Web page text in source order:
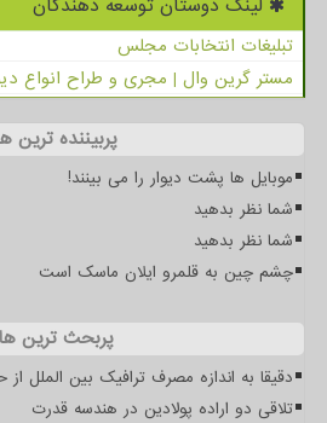
لینک دوستان توسعه دهندگان
تبلیغات انتخابات مجلس
مستر گرین وال | مجری و طراح انواع
پربیننده ترین
موبایل ها پشت دیوار را می بینند!
شما نظر بدهید
شما نظر بدهید
چشم چین به قلمرو ایلان ماسک است
پربحث ترین ها
دقیقا به اندازه مصرف ترافیک بین الملل
تلاقی دو اراده پولادین در هندسه قدرت